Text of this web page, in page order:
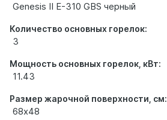
Genesis II E-310 GBS черный
Количество основных горелок:
3
Мощность основных горелок, кВт:
11.43
Размер жарочной поверхности, см:
68х48